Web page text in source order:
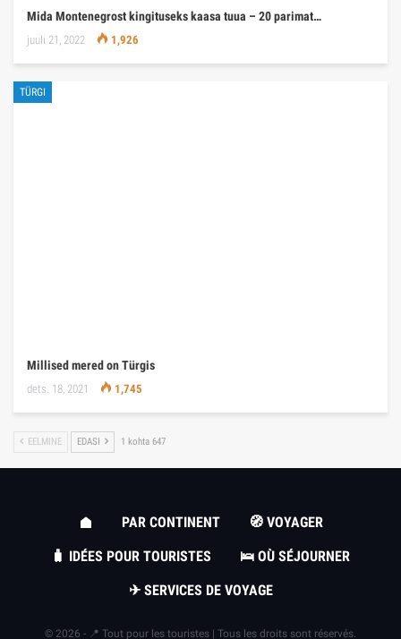
Mida Montenegrost kingituseks kaasa tuua – 20 parimat…
juuli 21, 2022 1,926
TÜRGI
Millised mered on Türgis
dets. 18, 2021 1,745
EELMINE EDASI 1 kohta 647
PAR CONTINENT
🧭 VOYAGER
🧳 IDÉES POUR TOURISTES
🛌 OÙ SÉJOURNER
✈ SERVICES DE VOYAGE
© 2026 - 📍 Tout pour les touristes | Tous les droits sont réservés.